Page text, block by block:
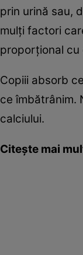
prin urină sau,
mulţi factori
proporţional
Copiii absorb
ce îmbătrânim.
calciului.
Citeşte mai